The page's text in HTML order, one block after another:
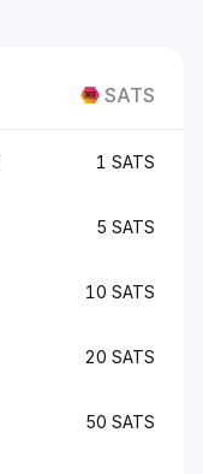
SATS
1 SATS
5 SATS
10 SATS
20 SATS
50 SATS